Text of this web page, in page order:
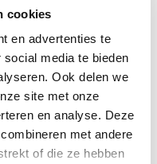
cookies
en advertenties te
media te bieden
Ook delen we
site met onze
en analyse. Deze
met andere
of die ze hebben